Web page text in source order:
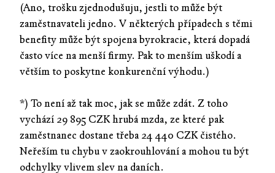
(Ano, trošku zjednodušuju, jestli to může být
zaměstnavateli jedno. V některých případech s těmi
benefity může být spojena byrokracie, která dopadá
často více na menší firmy. Pak to menším uškodí a
větším to poskytne konkurenční výhodu.)
*) To není až tak moc, jak se může zdát. Z toho
vychází 29 895 CZK hrubá mzda, ze které pak
zaměstnanec dostane třeba 24 440 CZK čistého.
Neřeším tu chybu v zaokrouhlování a mohou tu být
odchylky vlivem slev na daních.